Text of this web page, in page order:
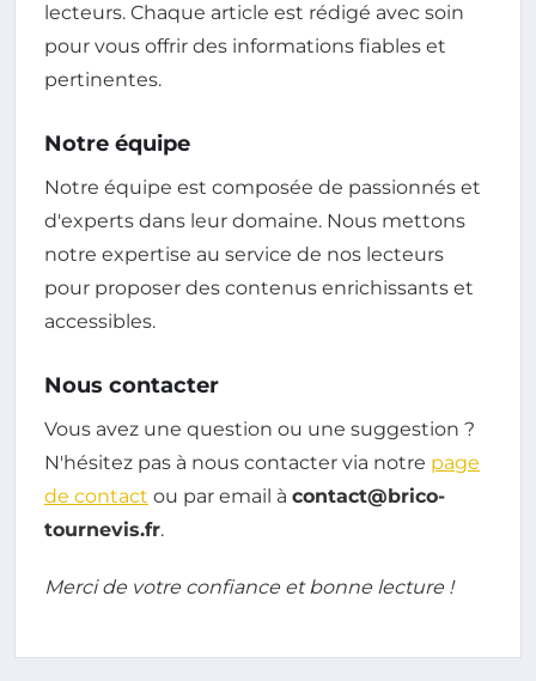
lecteurs. Chaque article est rédigé avec soin
pour vous offrir des informations fiables et
pertinentes.
Notre équipe
Notre équipe est composée de passionnés et
d'experts dans leur domaine. Nous mettons
notre expertise au service de nos lecteurs
pour proposer des contenus enrichissants et
accessibles.
Nous contacter
Vous avez une question ou une suggestion ?
N'hésitez pas à nous contacter via notre page
de contact ou par email à contact@brico-
tournevis.fr.
Merci de votre confiance et bonne lecture !